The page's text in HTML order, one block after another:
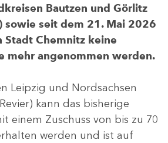
Bautzen und Görlitz
sowie seit dem 21. Mai 2026
Stadt Chemnitz keine
mehr angenommen werden.
Leipzig und Nordsachsen
kann das bisherige
einem Zuschuss von bis zu 70
werden und ist auf